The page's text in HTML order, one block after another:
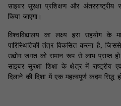
साइबर सुरक्षा प्रशिक्षण और
किया जाएगा।
विश्वविद्यालय का लक्ष्य इस सहयोग के
पारिस्थितिकी तंत्र विकसित करना है, जिससे
उद्योग जगत को समान रूप से लाभ प्राप्त
साइबर सुरक्षा शिक्षा के क्षेत्र में
दिलाने की दिशा में एक महत्वपूर्ण कदम सिद्ध